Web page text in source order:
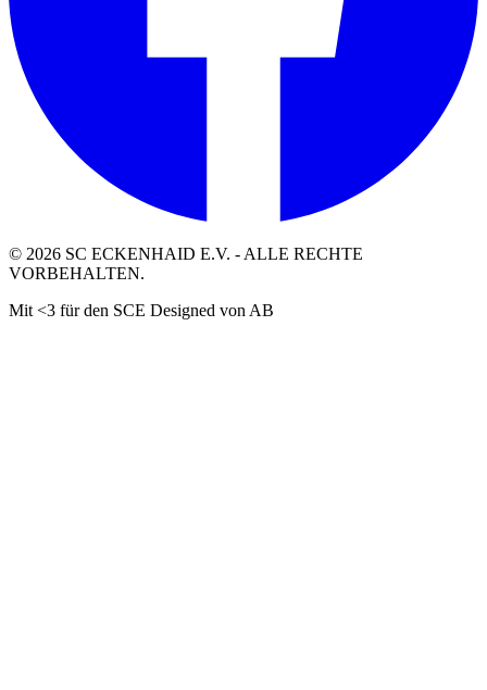
© 2026 SC ECKENHAID E.V. - ALLE RECHTE
VORBEHALTEN.
Mit <3 für den SCE Designed von AB